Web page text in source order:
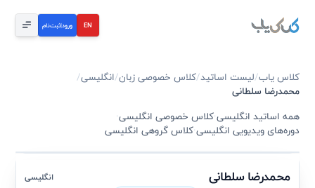
EN ورود|ثبت‌نام
کلاس یاب/لیست اساتید/کلاس خصوصی زبان/انگلیسی/
محمدرضا سلطانی
همه اساتید انگلیسی·کلاس خصوصی انگلیسی·
دوره‌های ویدیویی انگلیسی·کلاس گروهی انگلیسی
محمدرضا سلطانی
انگلیسی